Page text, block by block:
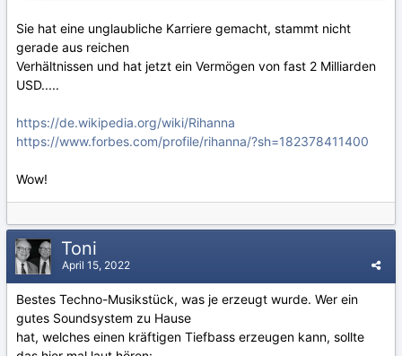
Sie hat eine unglaubliche Karriere gemacht, stammt nicht
gerade aus reichen
Verhältnissen und hat jetzt ein Vermögen von fast 2 Milliarden
USD.....
https://de.wikipedia.org/wiki/Rihanna
https://www.forbes.com/profile/rihanna/?sh=182378411400
Wow!
Toni
April 15, 2022
Bestes Techno-Musikstück, was je erzeugt wurde. Wer ein
gutes Soundsystem zu Hause
hat, welches einen kräftigen Tiefbass erzeugen kann, sollte